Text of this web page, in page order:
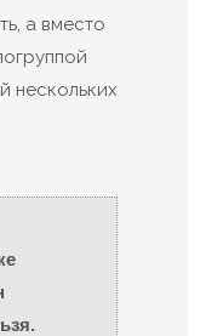
а вместо
нескольких